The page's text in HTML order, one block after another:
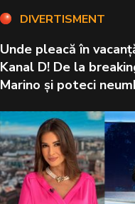
DIVERTISMENT
Unde pleacă în
Kanal D! De la
Marino și poteci